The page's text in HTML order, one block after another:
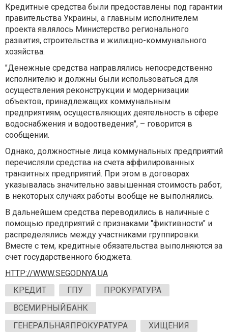
Кредитные средства были предоставлены под гарантии
правительства Украины, а главным исполнителем
проекта являлось Министерство регионального
развития, строительства и жилищно-коммунального
хозяйства.
"Денежные средства направлялись непосредственно
исполнителю и должны были использоваться для
осуществления реконструкции и модернизации
объектов, принадлежащих коммунальным
предприятиям, осуществляющих деятельность в сфере
водоснабжения и водоотведения", – говорится в
сообщении.
Однако, должностные лица коммунальных предприятий
перечисляли средства на счета аффилированных
транзитных предприятий. При этом в договорах
указывалась значительно завышенная стоимость работ,
в некоторых случаях работы вообще не выполнялись.
В дальнейшем средства переводились в наличные с
помощью предприятий с признаками "фиктивности" и
распределялись между участниками группировки.
Вместе с тем, кредитные обязательства выполняются за
счет государственного бюджета.
HTTP://WWW.SEGODNYA.UA
КРЕДИТ
ГПУ
ПРОКУРАТУРА
ВСЕМИРНЫЙБАНК
ГЕНЕРАЛЬНАЯПРОКУРАТУРА
ХИЩЕНИЯ